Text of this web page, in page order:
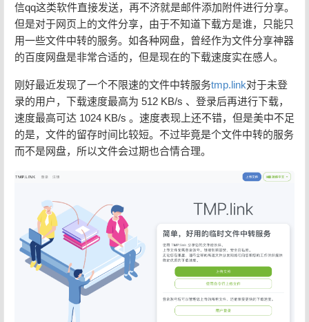
信qq这类软件直接发送，再不济就是邮件添加附件进行分享。
但是对于网页上的文件分享，由于不知道下载方是谁，只能只
用一些文件中转的服务。如各种网盘，曾经作为文件分享神器
的百度网盘是非常合适的，但是现在的下载速度实在感人。
刚好最近发现了一个不限速的文件中转服务tmp.link对于未登
录的用户，下载速度最高为 512 KB/s 、登录后再进行下载，
速度最高可达 1024 KB/s 。速度表现上还不错，但是美中不足
的是，文件的留存时间比较短。不过毕竟是个文件中转的服务
而不是网盘，所以文件会过期也合情合理。